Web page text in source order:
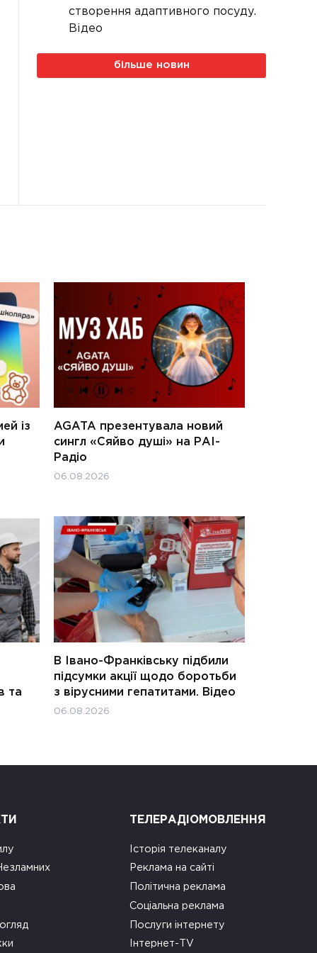
створення адаптивного посуду.
Відео
більше новин
із
AGATA презентувала новий
сингл «Сяйво душі» на РАІ-
Радіо
06.08.2026
та
В Івано-Франківську підбили
підсумки акції щодо боротьби
з вірусними гепатитами. Відео
06.08.2026
ТЕЛЕРАДІОМОВЛЕННЯ
Історія телеканалу
Реклама на сайті
Політична реклама
Соціальна реклама
Послуги інтернету
Інтернет-TV